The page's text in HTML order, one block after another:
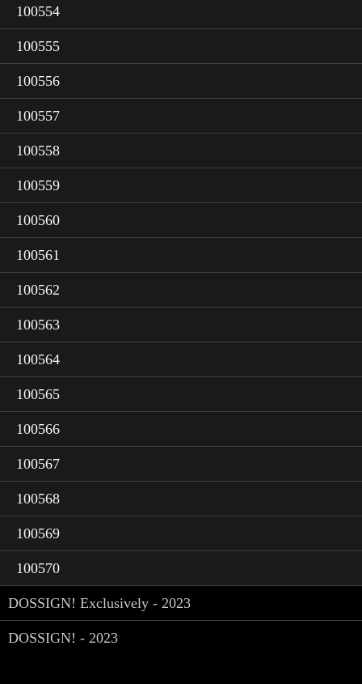
100554
100555
100556
100557
100558
100559
100560
100561
100562
100563
100564
100565
100566
100567
100568
100569
100570
DOSSIGN! Exclusively - 2023
DOSSIGN! - 2023